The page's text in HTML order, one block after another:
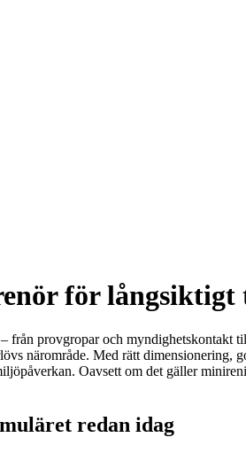
för långsiktigt
provgropar och myndighetskontakt
närområde. Med rätt dimensionering,
Oavsett om det gäller
redan idag